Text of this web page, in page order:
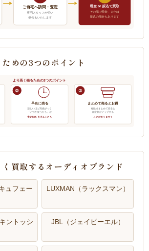
ご自宅へ訪問・査定
専門スタッフが伺い
梱包もいたします
現金 or 振込で買取
その場で現金、または
振込の場合もあります
めの3つのポイント
より高く売るための3つのポイント
②
早めに売る
新しいほど高値がつく
「いつか使うかも」が
査定額を下げることも
③
まとめて売るとお得
複数点まとめて売ると
査定額がアップする
ことがあります！
買取するオーディオブランド
ュフェー
LUXMAN（ラックスマン）
ントッシ
JBL（ジェイビーエル）